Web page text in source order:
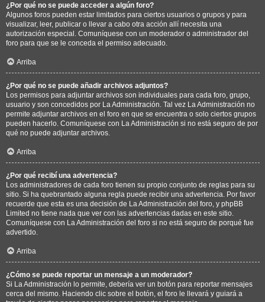
¿Por qué no se puede acceder a algún foro?
Algunos foros pueden estar limitados para ciertos usuarios o grupos y para
visualizar, leer, publicar o llevar a cabo otra acción allí necesita una
autorización especial. Comuníquese con un moderador o administrador del
foro para que se le conceda el permiso adecuado.
Arriba
¿Por qué no se puede añadir archivos adjuntos?
Los permisos para adjuntar archivos son individuales para cada foro, grupo,
usuario y son concedidos por La Administración. Tal vez La Administración no
permite adjuntar archivos en el foro en que se encuentra o solo ciertos grupos
pueden hacerlo. Comuníquese con La Administración si no está seguro de por
qué no puede adjuntar archivos.
Arriba
¿Por qué recibí una advertencia?
Los administradores de cada foro tienen su propio conjunto de reglas para su
sitio. Si ha quebrantado alguna regla puede recibir una advertencia. Por favor
recuerde que esta es una decisión de La Administración del foro, y phpBB
Limited no tiene nada que ver con las advertencias dadas en este sitio.
Comuníquese con La Administración del foro si no está seguro de porqué fue
advertido.
Arriba
¿Cómo se puede reportar un mensaje a un moderador?
Si La Administración lo permite, debería ver un botón para reportar mensajes
cerca del mismo. Haciendo clic sobre el botón, el foro le llevará y guiará a